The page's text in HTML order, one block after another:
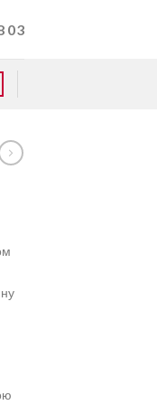
03